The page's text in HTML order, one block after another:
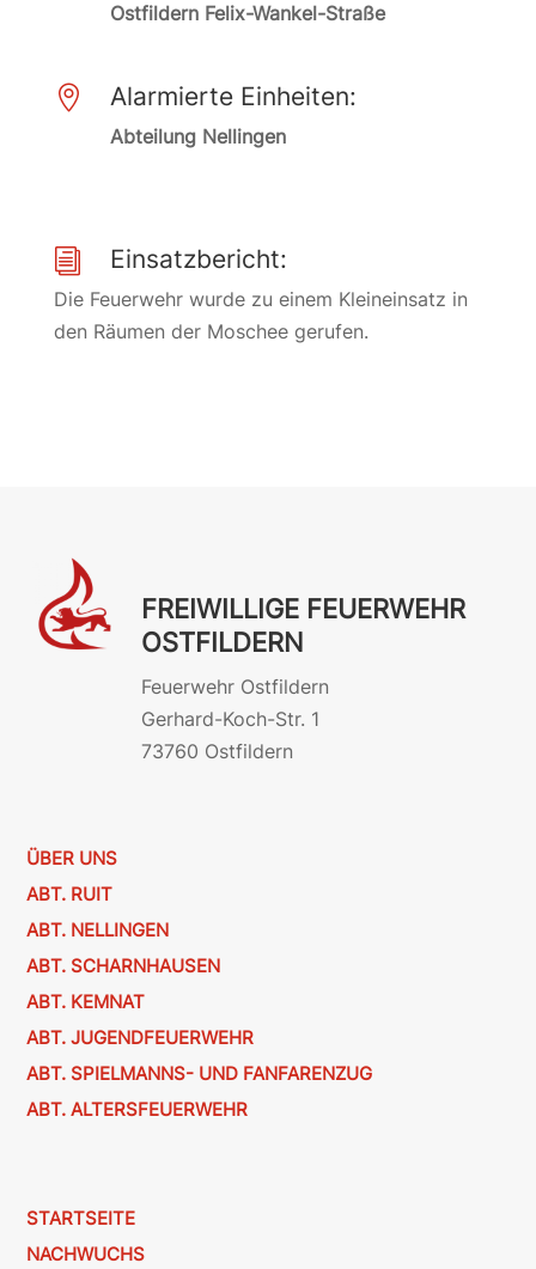
Ostfildern Felix-Wankel-Straße
 Alarmierte Einheiten:
Abteilung Nellingen
i Einsatzbericht:
Die Feuerwehr wurde zu einem Kleineinsatz in
den Räumen der Moschee gerufen.
FREIWILLIGE FEUERWEHR
OSTFILDERN
Feuerwehr Ostfildern
Gerhard-Koch-Str. 1
73760 Ostfildern
ÜBER UNS
ABT. RUIT
ABT. NELLINGEN
ABT. SCHARNHAUSEN
ABT. KEMNAT
ABT. JUGENDFEUERWEHR
ABT. SPIELMANNS- UND FANFARENZUG
ABT. ALTERSFEUERWEHR
STARTSEITE
NACHWUCHS